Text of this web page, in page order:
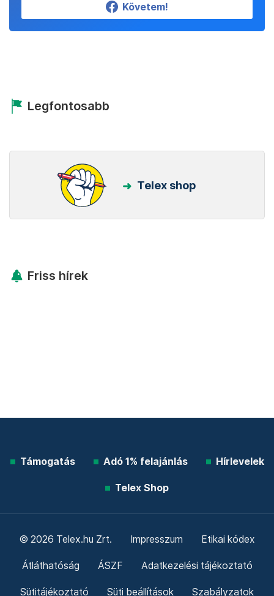
Követem!
Legfontosabb
Telex shop
Friss hírek
Támogatás Adó 1% felajánlás Hírlevelek
Telex Shop
© 2026 Telex.hu Zrt. Impresszum Etikai kódex
Átláthatóság ÁSZF Adatkezelési tájékoztató
Sütitájékoztató Süti beállítások Szabályzatok